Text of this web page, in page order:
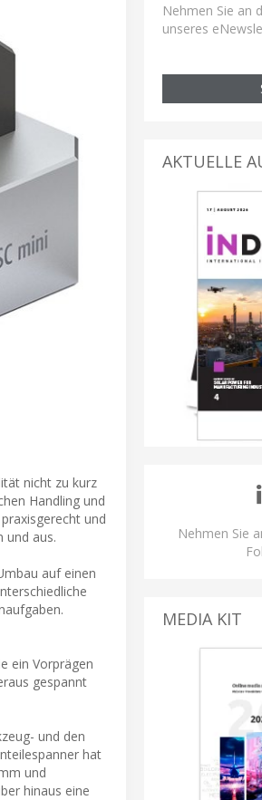
nicht zu kurz
Handling und
und
und aus.
auf einen
ein Vorprägen
gespannt
und den
hat
und
hinaus eine
Nehmen Sie an
unseres
AKTUELLE
Nehmen Sie
MEDIA KIT